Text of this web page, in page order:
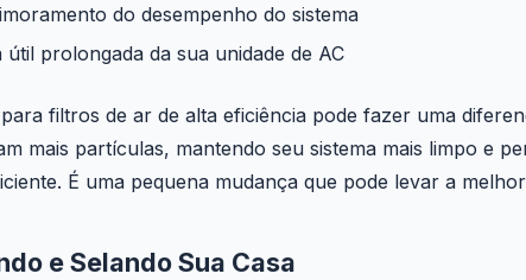
do desempenho do sistema
útil prolongada da sua unidade de AC
filtros de ar de alta eficiência pode fazer uma
mais partículas, mantendo seu sistema mais limpo e
É uma pequena mudança que pode levar a
e Selando Sua Casa